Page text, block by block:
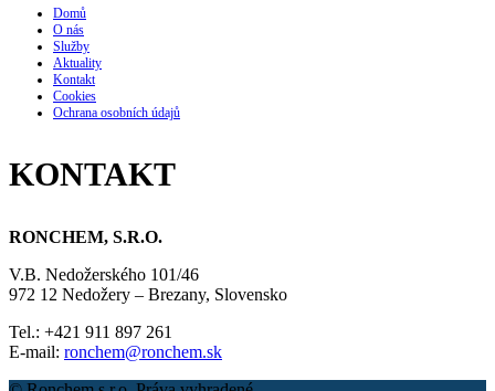
Domů
O nás
Služby
Aktuality
Kontakt
Cookies
Ochrana osobních údajů
KONTAKT
RONCHEM, S.R.O.
V.B. Nedožerského 101/46
972 12 Nedožery – Brezany, Slovensko
Tel.: +421 911 897 261
E-mail: ronchem@ronchem.sk